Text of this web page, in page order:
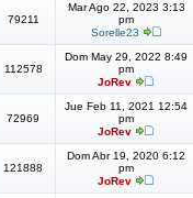
79211
Mar Ago 22, 2023 3:13
pm
Sorelle23
112578
Dom May 29, 2022 8:49
pm
JoRev
72969
Jue Feb 11, 2021 12:54
pm
JoRev
121888
Dom Abr 19, 2020 6:12
pm
JoRev